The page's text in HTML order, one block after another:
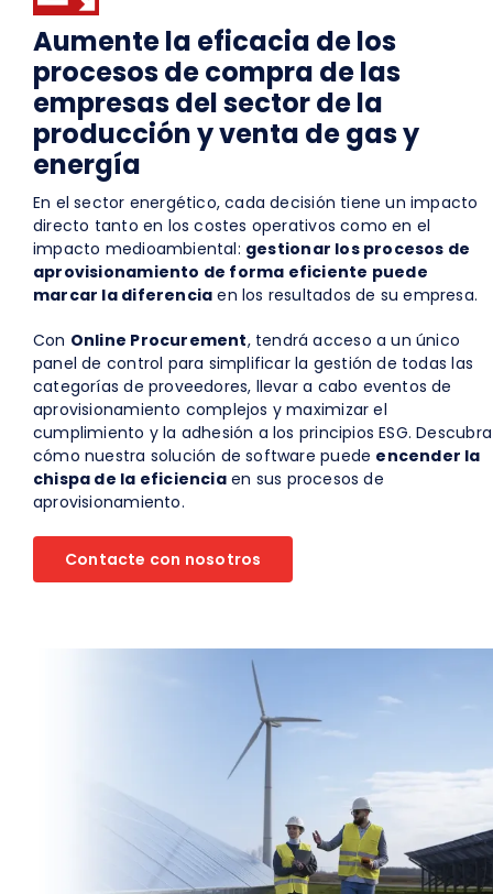
Aumente la eficacia de los
procesos de compra de las
empresas del sector de la
producción y venta de gas y
energía
En el sector energético, cada decisión tiene un impacto
directo tanto en los costes operativos como en el
impacto medioambiental: gestionar los procesos de
aprovisionamiento de forma eficiente puede
marcar la diferencia en los resultados de su empresa.
Con Online Procurement, tendrá acceso a un único
panel de control para simplificar la gestión de todas las
categorías de proveedores, llevar a cabo eventos de
aprovisionamiento complejos y maximizar el
cumplimiento y la adhesión a los principios ESG. Descubra
cómo nuestra solución de software puede encender la
chispa de la eficienciaen sus procesos de
aprovisionamiento.
Contacte con nosotros